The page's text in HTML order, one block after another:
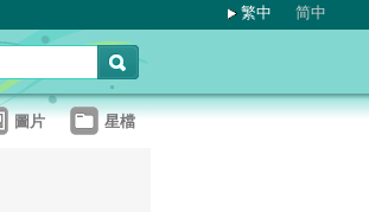
繁中 简中
圖片 星檔